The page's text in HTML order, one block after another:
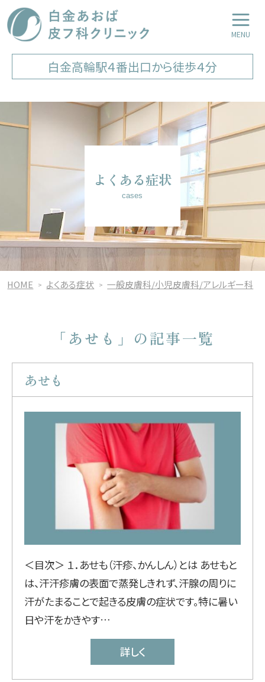
白金あおば皮フ科クリニック
LINE友達登録
Web予約
白金高輪駅４番出口から徒歩４分
HOME よくある症状 一般皮膚科/小児皮膚科/アレルギー科
よくある症状
cases
「あせも」の記事一覧
あせも
＜目次＞ １．あせも（汗疹、かんしん）とは あせもと
は、汗汗疹膚の表面で蒸発しきれず、汗腺の周りに
汗がたまることで起きる皮膚の症状です。特に暑い
日や汗をかきやす…
詳しく